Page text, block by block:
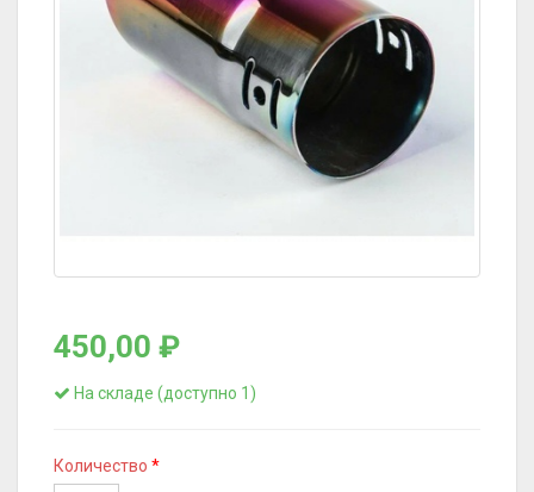
450,00 ₽
На складе (доступно 1)
Количество